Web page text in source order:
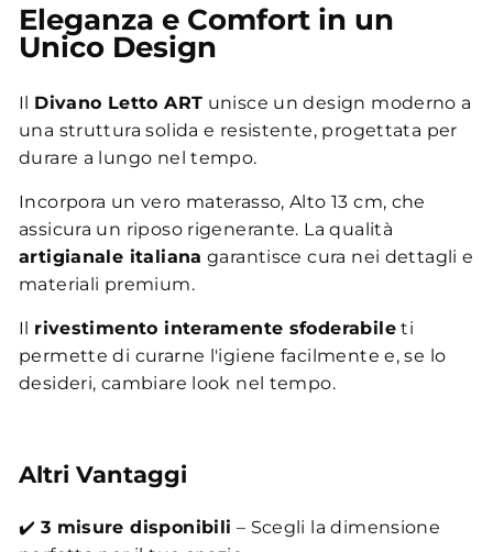
Eleganza e Comfort in un
Unico Design
Il Divano Letto ART unisce un design moderno a
una struttura solida e resistente, progettata per
durare a lungo nel tempo.
Incorpora un vero materasso, Alto 13 cm, che
assicura un riposo rigenerante. La qualità
artigianale italiana garantisce cura nei dettagli e
materiali premium.
Il rivestimento interamente sfoderabileti
permette di curarne l'igiene facilmente e, se lo
desideri, cambiare look nel tempo.
Altri Vantaggi
✔️ 3 misure disponibili – Scegli la dimensione